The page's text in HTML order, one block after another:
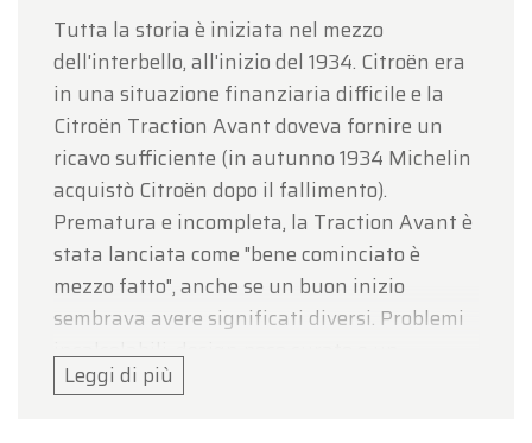
Tutta la storia è iniziata nel mezzo
dell'interbello, all'inizio del 1934. Citroën era
in una situazione finanziaria difficile e la
Citroën Traction Avant doveva fornire un
ricavo sufficiente (in autunno 1934 Michelin
acquistò Citroën dopo il fallimento).
Prematura e incompleta, la Traction Avant è
stata lanciata come "bene cominciato è
mezzo fatto", anche se un buon inizio
sembrava avere significati diversi. Problemi
incalcolabili, design poco curato e un
tentativo pigro di tenere in vita Citroën. La
Leggi di più